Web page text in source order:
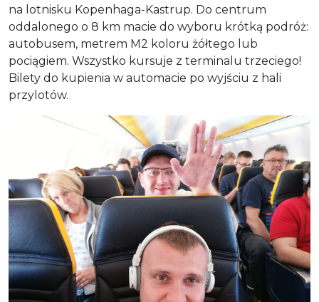
na lotnisku Kopenhaga-Kastrup. Do centrum
oddalonego o 8 km macie do wyboru krótką podróż:
autobusem, metrem M2 koloru żółtego lub
pociągiem. Wszystko kursuje z terminalu trzeciego!
Bilety do kupienia w automacie po wyjściu z hali
przylotów.